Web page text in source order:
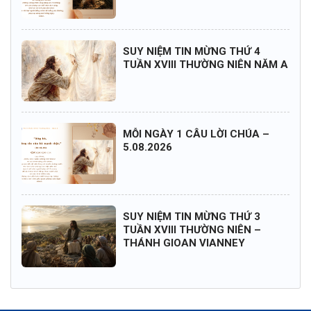
SUY NIỆM TIN MỪNG THỨ 4
TUẦN XVIII THƯỜNG NIÊN NĂM A
MỖI NGÀY 1 CÂU LỜI CHÚA –
5.08.2026
SUY NIỆM TIN MỪNG THỨ 3
TUẦN XVIII THƯỜNG NIÊN –
THÁNH GIOAN VIANNEY